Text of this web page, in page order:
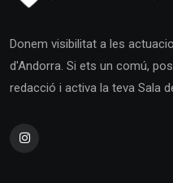
Donem visibilitat a les
d'Andorra. Si ets un comú,
redacció i activa la teva Sala